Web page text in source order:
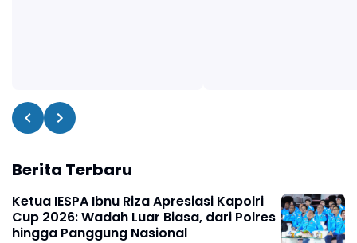
Berita Terbaru
Ketua IESPA Ibnu Riza Apresiasi Kapolri
Cup 2026: Wadah Luar Biasa, dari Polres
hingga Panggung Nasional